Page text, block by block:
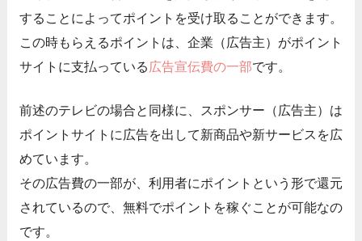
することによってポイントを受け取ることができます。
この時もらえるポイントは、企業（広告主）がポイント
サイトに支払っている 広告宣伝費の一部です。
前述のテレビの場合と同様に、スポンサー（広告主）は
ポイントサイトに広告を出して新商品や新サービスを広
めています。
その広告費の一部が、利用者にポイントという形で還元
されているので、無料でポイントを稼ぐことが可能なの
です。